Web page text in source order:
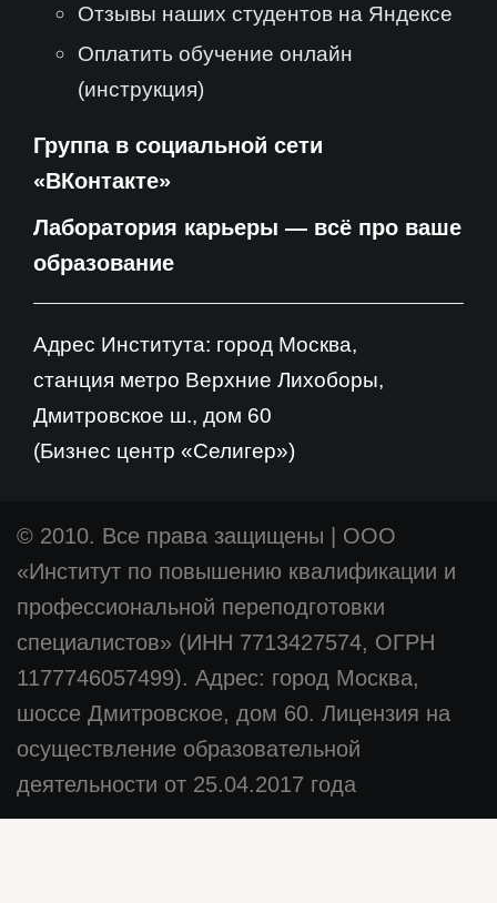
Отзывы наших студентов на Яндексе
Оплатить обучение онлайн
(инструкция)
Группа в социальной сети
«ВКонтакте»
Лаборатория карьеры — всё про ваше
образование
Адрес Института: город Москва,
станция метро Верхние Лихоборы,
Дмитровское ш., дом 60
(Бизнес центр «Селигер»)
© 2010. Все права защищены
ООО
«Институт по повышению квалификации и
профессиональной переподготовки
специалистов» (ИНН 7713427574, ОГРН
1177746057499). Адрес: город Москва,
шоссе Дмитровское, дом 60. Лицензия на
осуществление образовательной
деятельности от 25.04.2017 года